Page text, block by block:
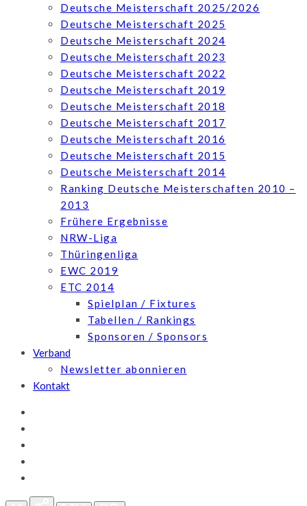
Deutsche Meisterschaft 2025/2026
Deutsche Meisterschaft 2025
Deutsche Meisterschaft 2024
Deutsche Meisterschaft 2023
Deutsche Meisterschaft 2022
Deutsche Meisterschaft 2019
Deutsche Meisterschaft 2018
Deutsche Meisterschaft 2017
Deutsche Meisterschaft 2016
Deutsche Meisterschaft 2015
Deutsche Meisterschaft 2014
Ranking Deutsche Meisterschaften 2010 –
2013
Frühere Ergebnisse
NRW-Liga
Thüringenliga
EWC 2019
ETC 2014
Spielplan / Fixtures
Tabellen / Rankings
Sponsoren / Sponsors
Verband
Newsletter abonnieren
Kontakt